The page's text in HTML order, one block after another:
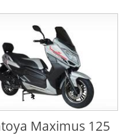
GuzziV9 Bobber